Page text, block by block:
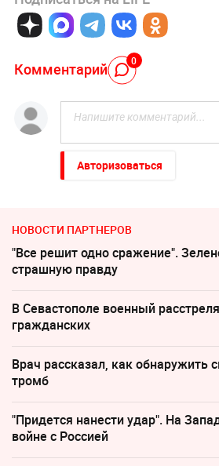
Комментарий 0
Авторизоваться
НОВОСТИ ПАРТНЕРОВ
"Все решит одно сражение".
страшную правду
В Севастополе военный
гражданских
Врач рассказал, как обнаружить
тромб
"Придется нанести удар". На
войне с Россией